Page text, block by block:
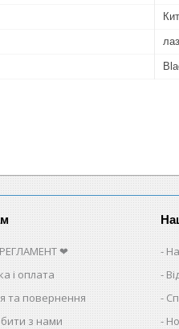
❤
і оплата
та повернення
з нами